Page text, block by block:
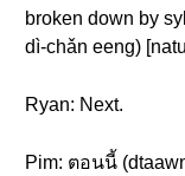
broken down by
dì-chǎn eeng)
Ryan: Next.
Pim: ตอนนี้